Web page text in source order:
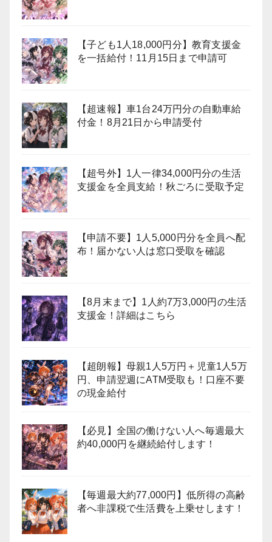
【子ども1人18,000円分】教育支援金
を一括給付！11月15日まで申請可
【超速報】車1台24万円分の自動車給
付金！8月21日から申請受付
【超号外】1人一律34,000円分の生活
支援金を全員支給！秋ごろに受取予定
【申請不要】1人5,000円分を全員へ配
布！届かない人は窓口受取を確認
【8月末まで】1人約7万3,000円の生活
支援金！詳細はこちら
【超朗報】母親1人5万円＋児童1人5万
円、申請翌週にATM受取も！口座不要
の現金給付
【必見】全国の働けない人へ毎週最大
約40,000円を継続給付します！
【毎週最大約77,000円】低所得の高齢
者へ非課税で生活費を上乗せします！